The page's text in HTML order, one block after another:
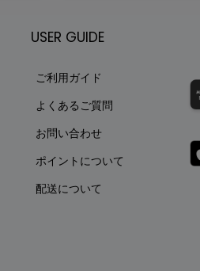
USER GUIDE
ご利用ガイド
よくあるご質問
お問い合わせ
ポイントについて
配送について